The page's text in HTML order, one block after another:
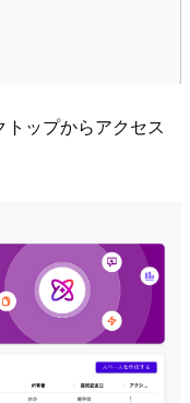
ップからアクセス